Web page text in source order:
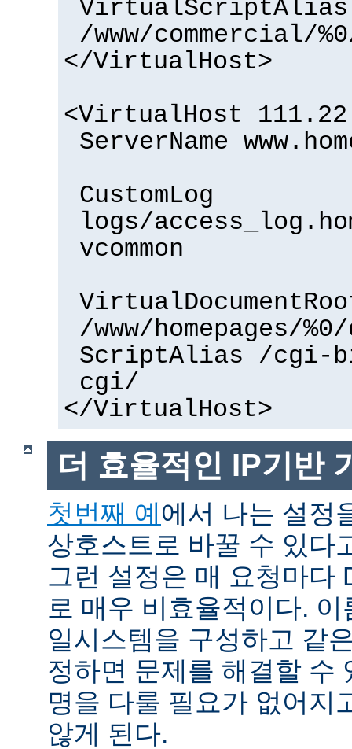
VirtualScriptAlias
/www/commercial/
</VirtualHost>
<VirtualHost
ServerName
CustomLog
logs/
vcommon
/www/homepages/
ScriptAlias /cgi-
cgi/
</VirtualHost>
더 효율적인 IP기반
첫번째 예에서 나는 설정
상호스트로 바꿀 수 있다
그런 설정은 매 요청마다
로 매우 비효율적이다.
일시스템을 구성하고 같
정하면 문제를 해결할 수
명을 다룰 필요가 없어지
않게 된다.